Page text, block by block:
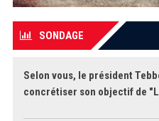
SONDAGE
Selon vous, le président
concrétiser son objectif de